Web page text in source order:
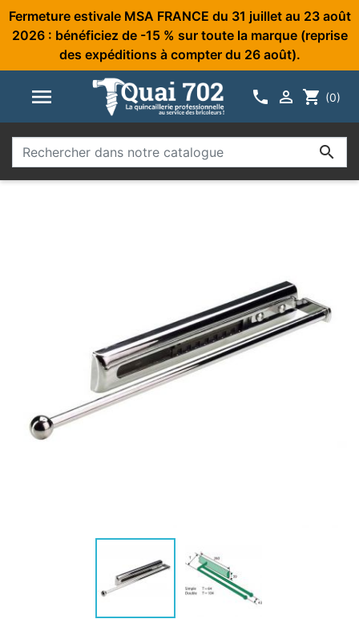
Fermeture estivale MSA FRANCE du 31 juillet au 23 août
2026 : bénéficiez de -15 % sur toute la marque (reprise
des expéditions à compter du 26 août).
   shopping_cart (0)
